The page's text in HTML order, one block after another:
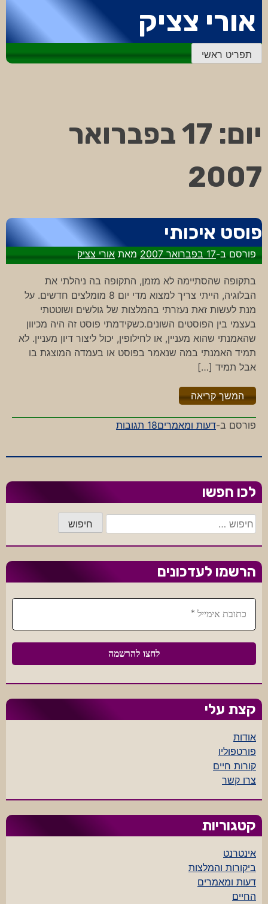
לתוכן
אורי צציק
תפריט ראשי
יום:
17 בפברואר
2007
פוסט איכותי
פורסם ב-17 בפברואר 2007 מאתאורי צציק
בתקופה שהסתיימה לא מזמן, התקופה בה ניהלתי את
הבלוגיה, הייתי צריך למצוא מדי יום 8 מומלצים חדשים. על
מנת לעשות זאת נעזרתי בהמלצות של גולשים ושוטטתי
בעצמי בין הפוסטים השונים.כשקידמתי פוסט זה היה מכיוון
שהאמנתי שהוא מעניין, או לחילופין, יכול ליצור דיון מעניין. לא
תמיד האמנתי במה שנאמר בפוסט או בעמדה המוצגת בו
אבל תמיד […]
המשך קריאה"%s"
פורסם ב-דעות ומאמרים18 תגובות
על
איכותי
לכו חפשו
חיפוש:
הרשמו לעדכונים
קצת עלי
אודות
פורטפוליו
קורות חיים
צרו קשר
קטגוריות
אינטרנט
ביקורות והמלצות
דעות ומאמרים
החיים